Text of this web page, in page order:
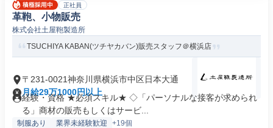
正社員
革鞄、小物販売
株式会社土屋鞄製造所
TSUCHIYA KABAN(ツチヤカバン)販売スタッフ＠横浜店
〒231-0021神奈川県横浜市中区日本大通
月給29万1000円以上
経験・資格 ★必須スキル★ ◇「パーソナルな接客が求められ
る」商材の販売もしくはサービ...
制服あり 業界未経験歓迎 +19個